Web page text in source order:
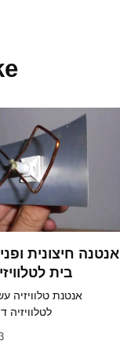
אנטנה חיצונית
בית
אנטנת טלוויזיה
לטלוויזיה